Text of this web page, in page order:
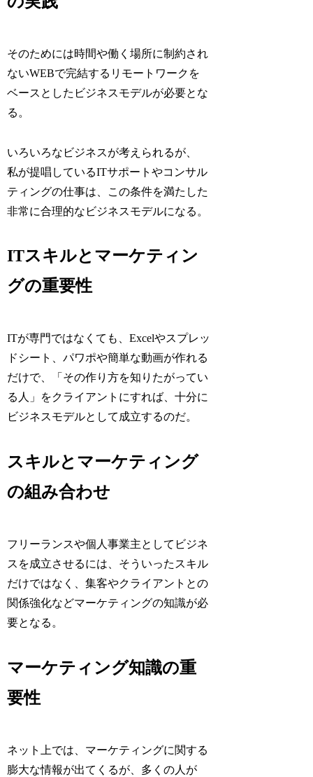
そのためには時間や働く場所に制約され
ないWEBで完結するリモートワークを
ベースとしたビジネスモデルが必要とな
る。
いろいろなビジネスが考えられるが、
私が提唱しているITサポートやコンサル
ティングの仕事は、この条件を満たした
非常に合理的なビジネスモデルになる。
ITスキルとマーケティン
グの重要性
ITが専門ではなくても、Excelやスプレッ
ドシート、パワポや簡単な動画が作れる
だけで、「その作り方を知りたがってい
る人」をクライアントにすれば、十分に
ビジネスモデルとして成立するのだ。
スキルとマーケティング
の組み合わせ
フリーランスや個人事業主としてビジネ
スを成立させるには、そういったスキル
だけではなく、集客やクライアントとの
関係強化などマーケティングの知識が必
要となる。
マーケティング知識の重
要性
ネット上では、マーケティングに関する
膨大な情報が出てくるが、多くの人が